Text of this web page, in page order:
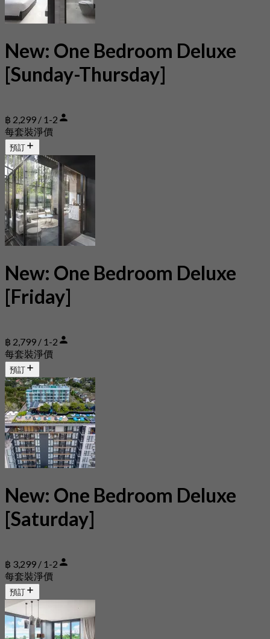
New: One Bedroom Deluxe
[Sunday-Thursday]
฿ 2,299 / 1-2
每套裝淨價
預訂
New: One Bedroom Deluxe
[Friday]
฿ 2,799 / 1-2
每套裝淨價
預訂
New: One Bedroom Deluxe
[Saturday]
฿ 3,299 / 1-2
每套裝淨價
預訂